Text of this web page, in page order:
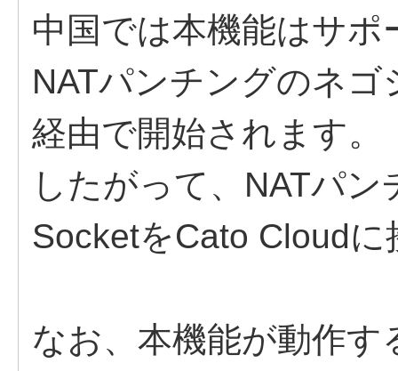
中国では本機能はサ
NATパンチングのネ
経由で開始されます。
したがって、NATパ
SocketをCato Cloud
なお、本機能が動作